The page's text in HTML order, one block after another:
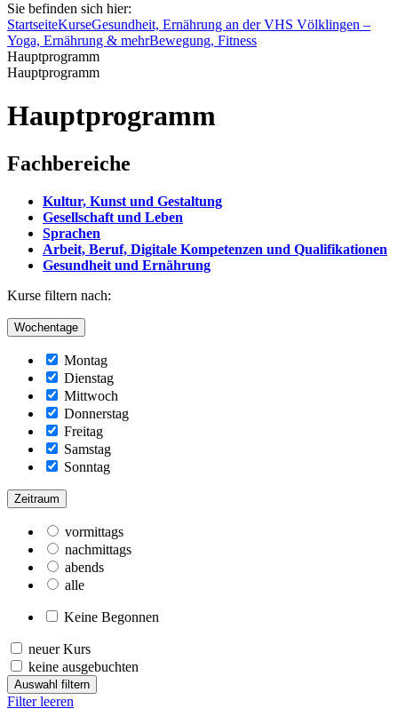
Sie befinden sich hier:
StartseiteKurseGesundheit, Ernährung an der VHS Völklingen –
Yoga, Ernährung & mehrBewegung, Fitness
Hauptprogramm
Hauptprogramm
Hauptprogramm
Fachbereiche
Kultur, Kunst und Gestaltung
Gesellschaft und Leben
Sprachen
Arbeit, Beruf, Digitale Kompetenzen und Qualifikationen
Gesundheit und Ernährung
Kurse filtern nach:
Wochentage
Montag
Dienstag
Mittwoch
Donnerstag
Freitag
Samstag
Sonntag
Zeitraum
vormittags
nachmittags
abends
alle
Keine Begonnen
neuer Kurs
keine ausgebuchten
Auswahl filtern
Filter leeren